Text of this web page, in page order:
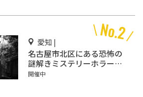
愛知 |
名古屋市北区にある恐怖の
謎解きミステリーホラー
「エモい家」あなたは行き
開催中